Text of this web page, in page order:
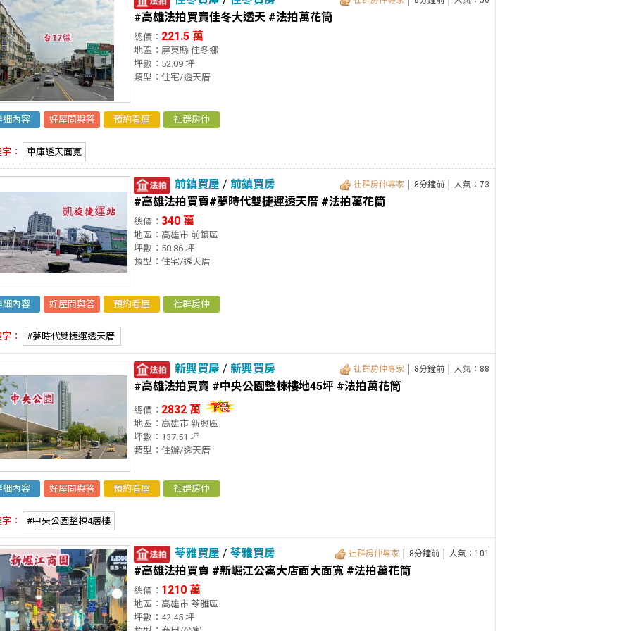
#高雄法拍買賣佳冬大透天 #法拍萬花筒
總價： 221.5 萬
地區：屏東縣 佳冬鄉
坪數：52.09 坪
類型：住宅/透天厝
細內容 好屋問與答 預約看屋 社群房仲
： 車庫透天面寬
前鎮買屋 / 前鎮買房 社群房仲專家 │ 8分鐘前 │ 人氣：73
#高雄法拍買賣#夢時代雙捷運透天厝 #法拍萬花筒
總價： 340 萬
地區：高雄市 前鎮區
坪數：50.86 坪
類型：住宅/透天厝
細內容 好屋問與答 預約看屋 社群房仲
： #夢時代雙捷運透天厝
新興買屋 / 新興買房 社群房仲專家 │ 8分鐘前 │ 人氣：88
#高雄法拍買賣 #中央公園整棟樓地45坪 #法拍萬花筒
總價： 2832 萬
地區：高雄市 新興區
坪數：137.51 坪
類型：住辦/透天厝
細內容 好屋問與答 預約看屋 社群房仲
： #中央公園整棟4層樓
苓雅買屋 / 苓雅買房 社群房仲專家 │ 8分鐘前 │ 人氣：101
#高雄法拍買賣 #新崛江公寓大店面大面寬 #法拍萬花筒
總價： 1210 萬
地區：高雄市 苓雅區
坪數：42.45 坪